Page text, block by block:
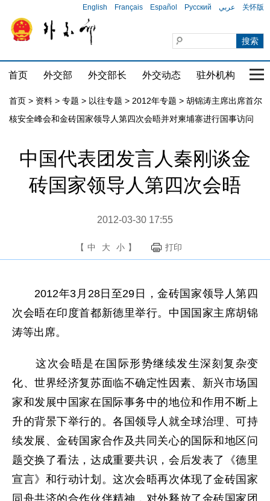
English Français Español Русский عربي 关怀版
首页 外交部 外交部长 外交动态 驻外机构 国
首页 > 资料 > 专题 > 以往专题 > 2012年专题 > 胡锦涛主席出席首尔
核安全峰会和金砖国家领导人第四次会晤并对柬埔寨进行国事访问
中国代表团发言人秦刚谈金
砖国家领导人第四次会晤
2012-03-30 17:55
【 中 大 小 】 打印
2012年3月28日至29日，金砖国家领导人第四
次会晤在印度首都新德里举行。中国国家主席胡锦
涛等出席。
这次会晤是在国际形势继续发生深刻复杂变
化、世界经济复苏面临不确定性因素、新兴市场国
家和发展中国家在国际事务中的地位和作用不断上
升的背景下举行的。各国领导人就全球治理、可持
续发展、金砖国家合作及共同关心的国际和地区问
题交换了看法，达成重要共识，会后发表了《德里
宣言》和行动计划。这次会晤再次体现了金砖国家
同舟共济的合作伙伴精神，对外释放了金砖国家团